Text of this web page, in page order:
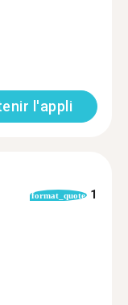
l'appli
format_quote 1